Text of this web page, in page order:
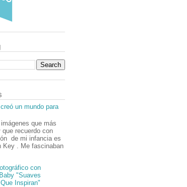
un mundo para
que más
que recuerdo con
de mi infancia es
Key . Me fascinaban
con
"Suaves
Inspiran"